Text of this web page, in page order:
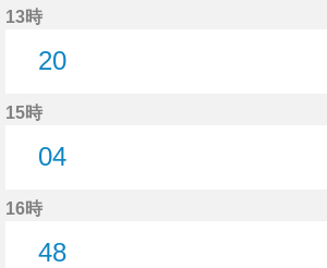
13時
20
15時
04
16時
48